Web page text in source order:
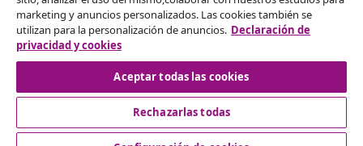
vidaXL
Descubre mas
marketing y anuncios personalizados. Las cookies también se
utilizan para la personalización de anuncios. Declaración de
privacidad y cookies
Aceptar todas las cookies
Rechazarlas todas